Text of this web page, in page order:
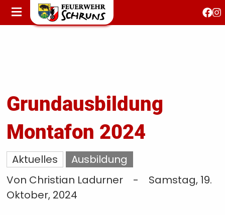
STARTSEITE
AKTUELLES
Grundausbildung
Montafon 2024
Aktuelles
Ausbildung
Von Christian Ladurner
-
Samstag, 19.
Oktober, 2024